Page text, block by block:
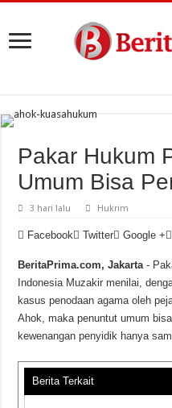
Pakar Hukum
Umum Bisa
3 hari lalu Hukrim
Facebook Twitter Google +
BeritaPrima.com, Jakarta -
Indonesia Muzakir menilai,
kasus penodaan agama oleh
Ahok, maka penuntut umum
kewenangan penyidik hanya
Berita Terkait